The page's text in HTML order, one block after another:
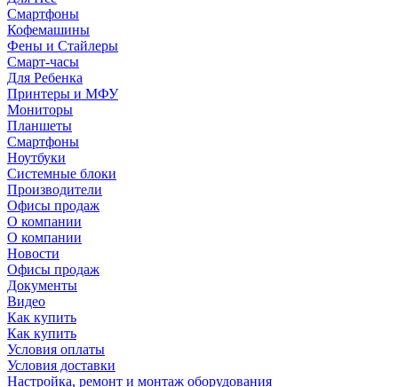
Смартфоны
Кофемашины
Фены и Стайлеры
Смарт-часы
Для Ребенка
Принтеры и МФУ
Мониторы
Планшеты
Смартфоны
Ноутбуки
Системные блоки
Производители
Офисы продаж
О компании
О компании
Новости
Офисы продаж
Документы
Видео
Как купить
Как купить
Условия оплаты
Условия доставки
Настройка, ремонт и монтаж оборудования